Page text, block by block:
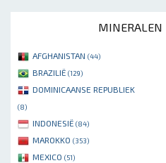
MINERALEN
AFGHANISTAN (44)
BRAZILIË (129)
DOMINICAANSE REPUBLIEK
(8)
INDONESIË (84)
MAROKKO (353)
MEXICO (51)